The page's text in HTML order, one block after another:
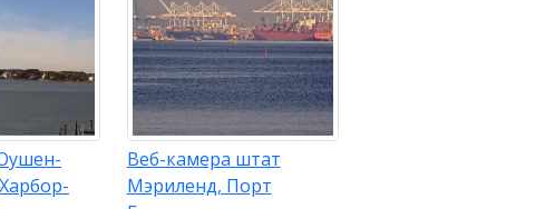
Веб-камера штат
Мэриленд, Порт